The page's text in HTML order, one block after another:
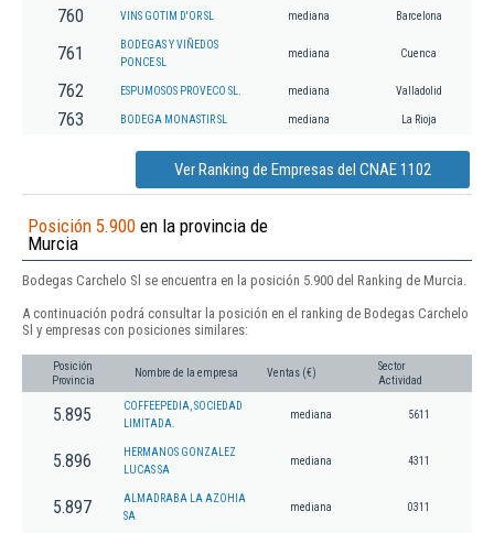
760 VINS GOTIM D'OR SL mediana Barcelona
761
BODEGAS Y VIÑEDOS
PONCE SL
mediana Cuenca
762 ESPUMOSOS PROVECO SL. mediana Valladolid
763 BODEGA MONASTIR SL mediana La Rioja
Ver Ranking de Empresas del CNAE 1102
Posición 5.900 en la provincia de
Murcia
Bodegas Carchelo Sl se encuentra en la posición 5.900 del Ranking de Murcia.
A continuación podrá consultar la posición en el ranking de Bodegas Carchelo
Sl y empresas con posiciones similares:
Posición
Provincia
Nombre de la empresa Ventas (€)
Sector
Actividad
5.895
COFFEEPEDIA, SOCIEDAD
LIMITADA.
mediana 5611
5.896
HERMANOS GONZALEZ
LUCAS SA
mediana 4311
5.897
ALMADRABA LA AZOHIA
SA
mediana 0311